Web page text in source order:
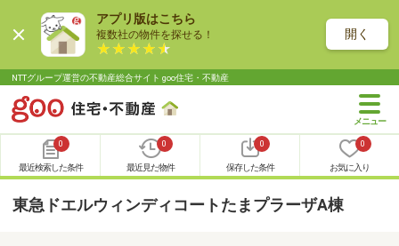
アプリ版はこちら
複数社の物件を探せる！ 開く
NTTグループ運営の不動産総合サイト goo住宅・不動産
0
最近検索した条件
0
最近見た物件
0
保存した条件
0
お気に入り
東急ドエルウィンディコートたまプラーザA棟